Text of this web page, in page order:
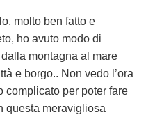
molto ben fatto e
ho avuto modo di
montagna al mare
e borgo.. Non vedo l’ora
complicato per poter fare
questa meravigliosa